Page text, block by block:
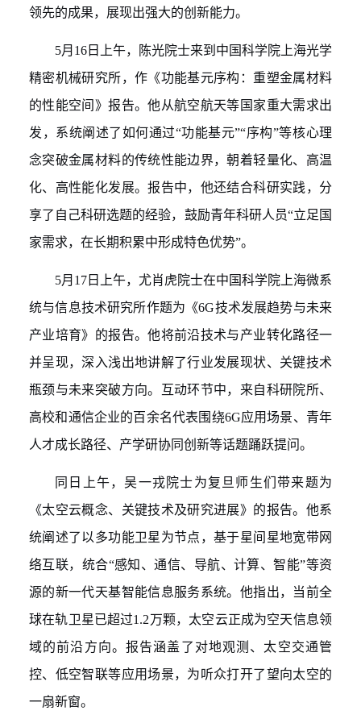
领先的成果，展现出强大的创新能力。
5月 16 日上午，陈光院士来到中国科学院上海光学
精密机械研究所，作《功能基元序构：重塑金属材料
的性能空间》报告。他从航空航天等国家重大需求出
发，系统阐述了如何通过“功能基元”“序构”等核心理
念突破金属材料的传统性能边界，朝着轻量化、高温
化、高性能化发展。报告中，他还结合科研实践 ， 分
享了自己科研选题的经验，鼓励青年科研人员“立足国
家需求，在长期积累中形成特色优势”。
5月 17 日 上午，尤肖虎 院士在中国科学院上海微系
统与信息技术研究所作题为 《6G技术发展趋势与未来
产业培育》 的报告。他将前沿技术与产业转化路径一
并呈现，深入浅出地讲解了行业发展现状、关键技术
瓶颈与未来突破方向。互动环节中，来自科研院所、
高校和通信企业的百余名代表围绕6G应用场景、青年
人才成长路径、产学研协同创新等话题踊跃提问。
同日上午，吴一戎院士为复旦师生们带来题为
《太空云概念、关键技术及研究进展》的报告。他系
统阐述了以多功能卫星为节点，基于星间星地宽带网
络互联，统合“感知、通信、导航、计算、智能”等资
源的新一代天基智能信息服务系统。他指出，当前全
球在轨卫星已超过1.2万颗，太空云正成为空天信息领
域的前沿方向。报告涵盖了对地观测、太空交通管
控、低空智联等应用场景，为听众打开了望向太空的
一扇新窗。